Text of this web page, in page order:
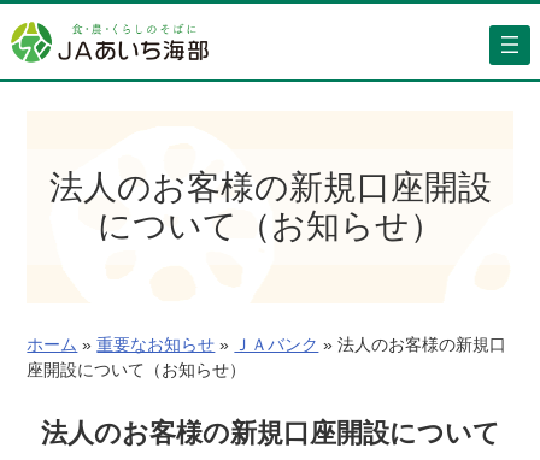
容
を
法人のお客様の新規口座開設
について（お知らせ）
ホーム » 重要なお知らせ » ＪＡバンク » 法人のお客様の新規口
座開設について（お知らせ）
法人のお客様の新規口座開設について